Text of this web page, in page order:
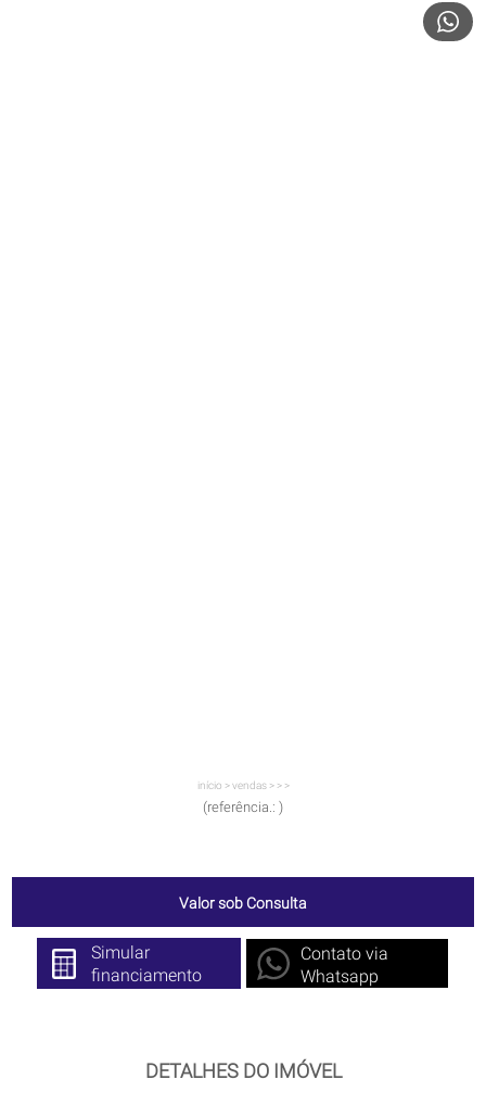
início >vendas> > >
(referência.: )
Valor sob Consulta
Simular
financiamento
Contato via
Whatsapp
DETALHES DO IMÓVEL